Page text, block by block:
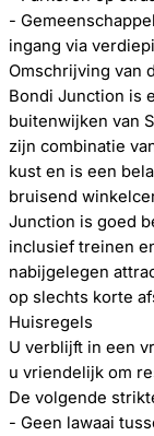
-
ingang via
Omschrijving van
Bondi Junction is
buitenwijken van
zijn combinatie
kust en is een
bruisend
Junction is goed
inclusief treinen
nabijgelegen
op slechts korte
Huisregels
U verblijft in een
u vriendelijk om
De volgende
- Geen lawaai